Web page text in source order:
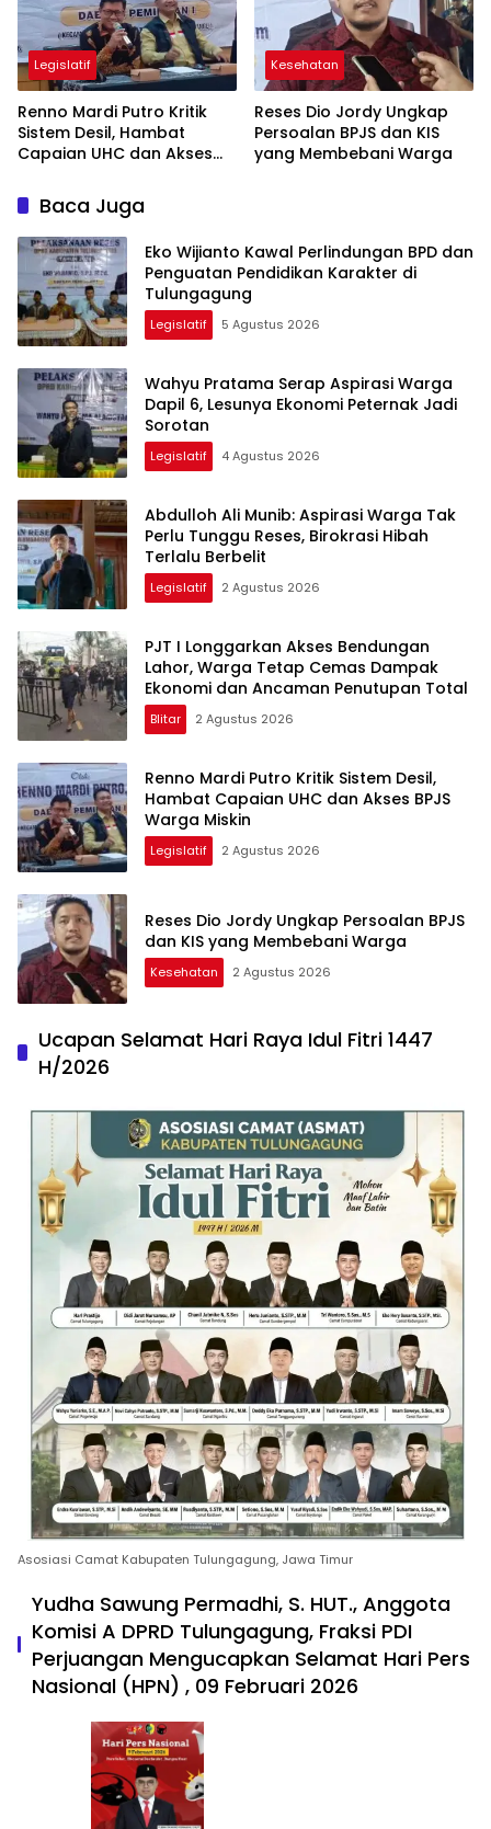
Legislatif
Renno Mardi Putro Kritik
Sistem Desil, Hambat
Capaian UHC dan Akses
Kesehatan
Reses Dio Jordy Ungkap
Persoalan BPJS dan KIS
yang Membebani Warga
Baca Juga
Eko Wijianto Kawal Perlindungan BPD dan
Penguatan Pendidikan Karakter di
Tulungagung
Legislatif 5 Agustus 2026
Wahyu Pratama Serap Aspirasi Warga
Dapil 6, Lesunya Ekonomi Peternak Jadi
Sorotan
Legislatif 4 Agustus 2026
Abdulloh Ali Munib: Aspirasi Warga Tak
Perlu Tunggu Reses, Birokrasi Hibah
Terlalu Berbelit
Legislatif 2 Agustus 2026
PJT I Longgarkan Akses Bendungan
Lahor, Warga Tetap Cemas Dampak
Ekonomi dan Ancaman Penutupan Total
Blitar 2 Agustus 2026
Renno Mardi Putro Kritik Sistem Desil,
Hambat Capaian UHC dan Akses BPJS
Warga Miskin
Legislatif 2 Agustus 2026
Reses Dio Jordy Ungkap Persoalan BPJS
dan KIS yang Membebani Warga
Kesehatan 2 Agustus 2026
Ucapan Selamat Hari Raya Idul Fitri 1447
H/2026
Asosiasi Camat Kabupaten Tulungagung, Jawa Timur
Yudha Sawung Permadhi, S. HUT., Anggota
Komisi A DPRD Tulungagung, Fraksi PDI
Perjuangan Mengucapkan Selamat Hari Pers
Nasional (HPN) , 09 Februari 2026